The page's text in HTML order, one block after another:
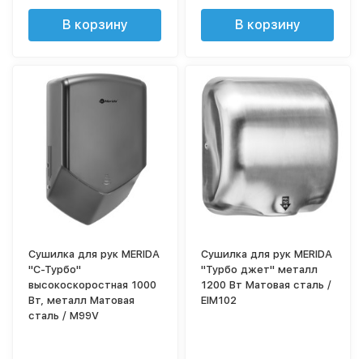
В корзину В корзину
Сушилка для рук MERIDA
"С-Турбо"
высокоскоростная 1000
Вт, металл Матовая
сталь / M99V
Сушилка для рук MERIDA
"Турбо джет" металл
1200 Вт Матовая сталь /
EIM102